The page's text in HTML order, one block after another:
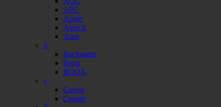
APC
Apple
Asrock
Asus
b
Bachmann
Benq
BOOX
c
Canon
Corsair